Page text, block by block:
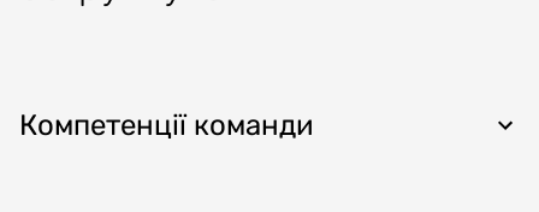
Компетенції команди